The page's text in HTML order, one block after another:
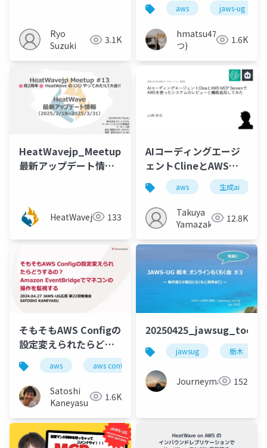
Ryo
Suzuki
3.1K
aws jaws-ug
hmatsu47(ま
つ)
1.6K
HeatWavejp_Meetup_13_HeatWave_
最新アップデート情報
HeatWavejp 133
AIコーディングエージ
ェントClineとAWS
MCP ServersでAWSを
使ったシステムのレビ
ューと機能追加してみ
た
aws 生成ai
Takuya
Yamazaki
12.8K
そもそもAWS Configの
設定変えられたらどう
するの？Amazon
EventBridgeでマネコ
ンの操作を監視する
aws aws config
Satoshi
Kaneyasu
1.6K
jawsug 栃木
Journeyman 152